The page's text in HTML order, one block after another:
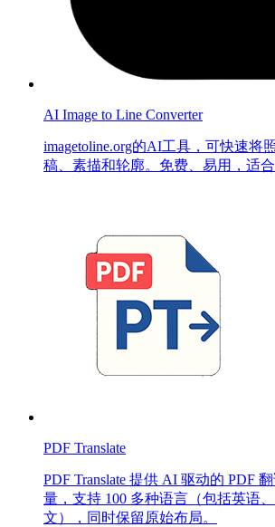
AI Image to Line Converter
imagetoline.org的AI工具，可快速将
稿、素描和轮廓。免费、易用，适合
PDF Translate
PDF Translate 提供 AI 驱动的 PDF
量，支持 100 多种语言（包括英语
文），同时保留原始布局。